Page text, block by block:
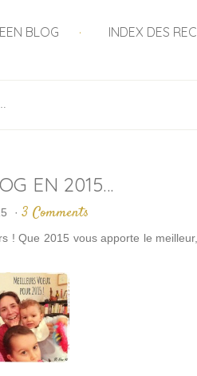
BLOG INDEX DES
EN 2015…
· 3 Comments
! Que 2015 vous apporte le